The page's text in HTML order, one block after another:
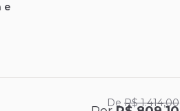
e
De R$ 1.414,00